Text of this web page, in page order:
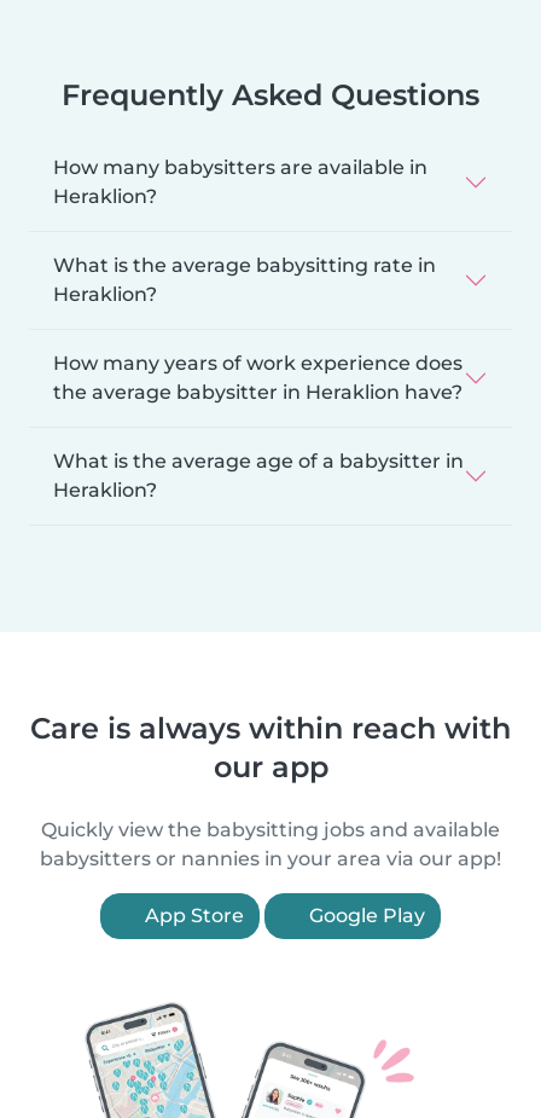
Frequently Asked Questions
How many babysitters are available in
Heraklion?
What is the average babysitting rate in
Heraklion?
How many years of work experience does
the average babysitter in Heraklion have?
What is the average age of a babysitter in
Heraklion?
Care is always within reach with
our app
Quickly view the babysitting jobs and available
babysitters or nannies in your area via our app!
App Store Google Play